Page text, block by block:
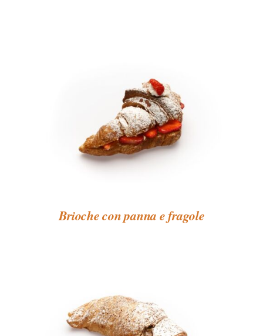
Brioche con panna e fragole